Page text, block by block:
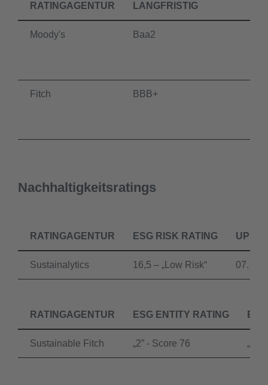
RATINGAGENTUR
LANGFRISTIG
Moody's Baa2
Fitch BBB+
Nachhaltigkeitsratings
RATINGAGENTUR ESG RISK RATING
Sustainalytics 16,5 – „Low Risk“ 07.
RATINGAGENTUR ESG ENTITY RATING
Sustainable Fitch „2” - Score 76 „2”